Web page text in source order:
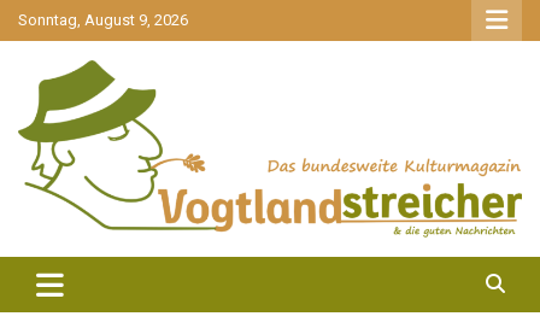
gehe
zum
Sonntag, August 9, 2026
Vogtlandstreicher